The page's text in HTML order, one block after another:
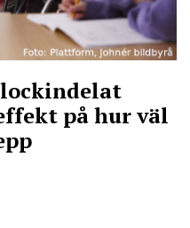
på hur väl